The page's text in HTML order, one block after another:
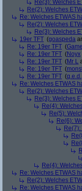
Re(3): Welches
Re(2): Welches
Re: Welches ETWAS
Re(2): Welches
Re(3): Welches
19er TFT (goaspeda
Re: 19er TFT (
Re: 19er TFT (Noyx
Re: 19er TFT (Mr L
Re: 19er TFT (
Re: 19er TFT (q.e.d.
Re: Welches ETWAS
Re(2): Welches
Re(3): Welches
Re(4):
Re(5):
Re(6):
Re(4):
Re: Welches ETWAS
Re(2): Welches
Re: Welches ETWAS